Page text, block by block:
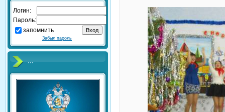
Логин:
Пароль:
запомнить
Забыл пароль
...